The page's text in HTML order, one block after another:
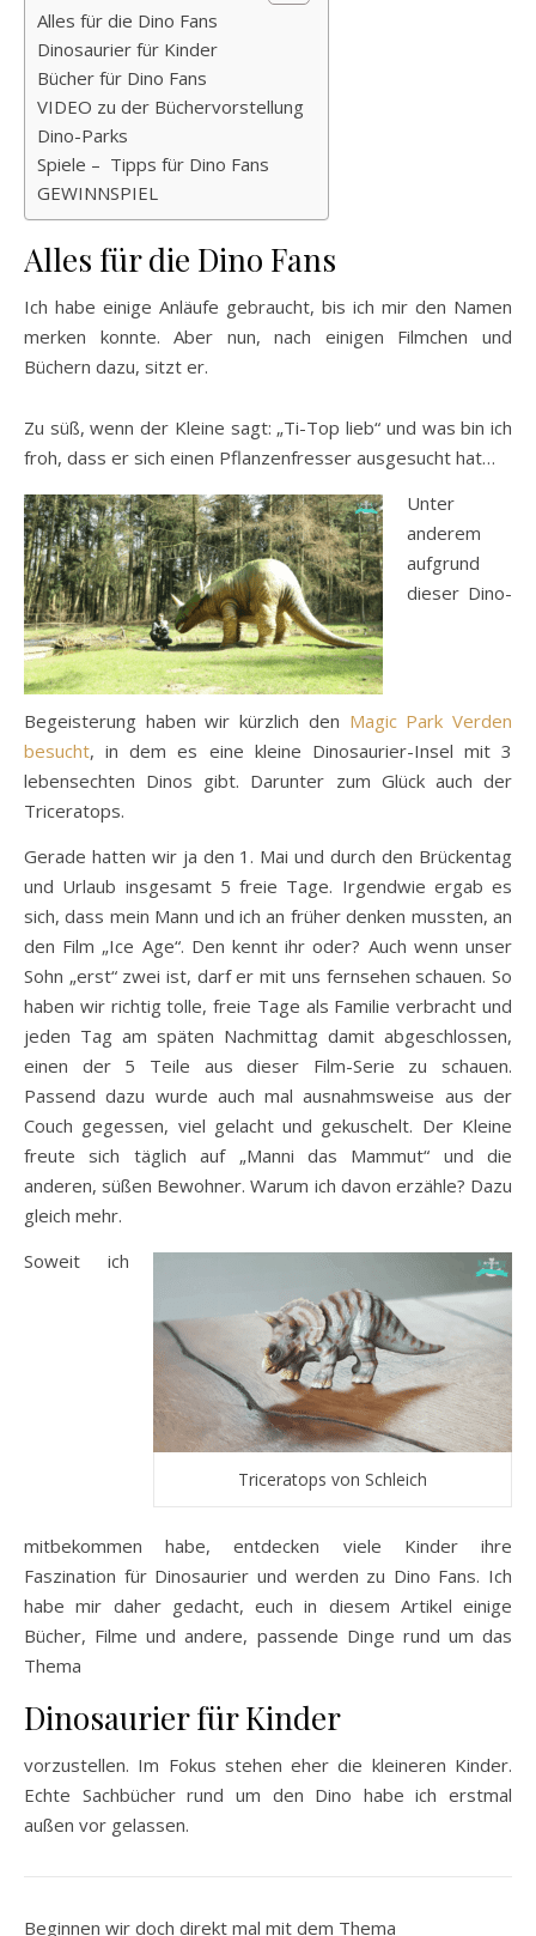
Alles für die Dino Fans
Dinosaurier für Kinder
Bücher für Dino Fans
VIDEO zu der Büchervorstellung
Dino-Parks
Spiele – Tipps für Dino Fans
GEWINNSPIEL
Alles für die Dino Fans
Ich habe einige Anläufe gebraucht, bis ich mir den Namen
merken konnte. Aber nun, nach einigen Filmchen und
Büchern dazu, sitzt er.
Zu süß, wenn der Kleine sagt: „Ti-Top lieb“ und was bin ich
froh, dass er sich einen Pflanzenfresser ausgesucht hat…
Unter
anderem
aufgrund
dieser Dino-
Begeisterung haben wir kürzlich den Magic Park Verden
besucht, in dem es eine kleine Dinosaurier-Insel mit 3
lebensechten Dinos gibt. Darunter zum Glück auch der
Triceratops.
Gerade hatten wir ja den 1. Mai und durch den Brückentag
und Urlaub insgesamt 5 freie Tage. Irgendwie ergab es
sich, dass mein Mann und ich an früher denken mussten, an
den Film „Ice Age“. Den kennt ihr oder? Auch wenn unser
Sohn „erst“ zwei ist, darf er mit uns fernsehen schauen. So
haben wir richtig tolle, freie Tage als Familie verbracht und
jeden Tag am späten Nachmittag damit abgeschlossen,
einen der 5 Teile aus dieser Film-Serie zu schauen.
Passend dazu wurde auch mal ausnahmsweise aus der
Couch gegessen, viel gelacht und gekuschelt. Der Kleine
freute sich täglich auf „Manni das Mammut“ und die
anderen, süßen Bewohner. Warum ich davon erzähle? Dazu
gleich mehr.
Triceratops von Schleich
Soweit ich
mitbekommen habe, entdecken viele Kinder ihre
Faszination für Dinosaurier und werden zu Dino Fans. Ich
habe mir daher gedacht, euch in diesem Artikel einige
Bücher, Filme und andere, passende Dinge rund um das
Thema
Dinosaurier für Kinder
vorzustellen. Im Fokus stehen eher die kleineren Kinder.
Echte Sachbücher rund um den Dino habe ich erstmal
außen vor gelassen.
Beginnen wir doch direkt mal mit dem Thema